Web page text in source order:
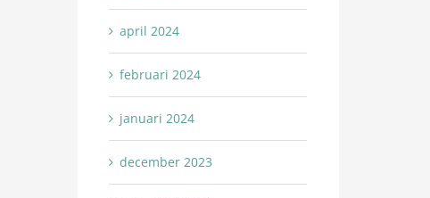
april 2024
februari 2024
januari 2024
december 2023